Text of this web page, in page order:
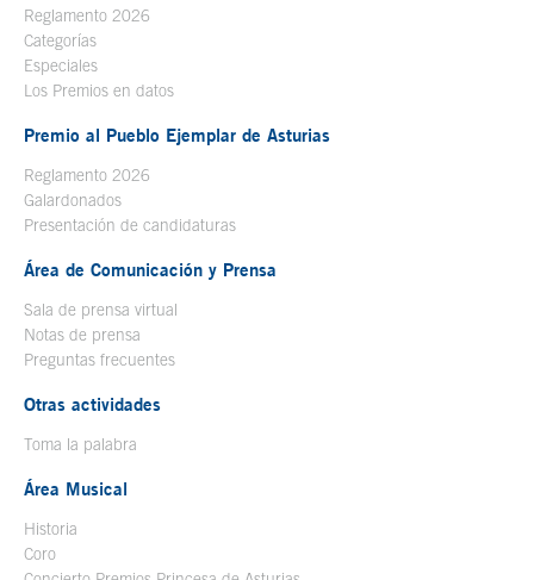
Reglamento 2026
Categorías
Especiales
Los Premios en datos
Premio al Pueblo Ejemplar de Asturias
Reglamento 2026
Galardonados
Presentación de candidaturas
Área de Comunicación y Prensa
Sala de prensa virtual
Notas de prensa
Preguntas frecuentes
Otras actividades
Toma la palabra
Área Musical
Historia
Coro